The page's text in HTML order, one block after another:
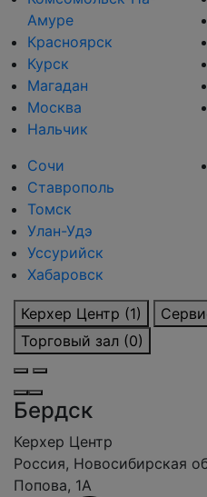
Амуре
Красноярск
Курск
Магадан
Москва
Нальчик
Сочи
Ставрополь
Томск
Улан-Удэ
Уссурийск
Хабаровск
Керхер Центр (1)
Торговый зал (0)
Бердск
Керхер Центр
Россия, Новосибирская
Попова, 1А